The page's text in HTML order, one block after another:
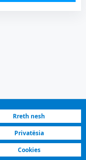
Rreth nesh
Privatësia
Cookies